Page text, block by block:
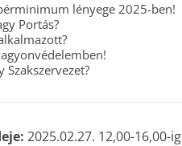
lényege 2025-ben!
Portás?
Szakszervezet?
2025.02.27. 12,00-16,00-ig